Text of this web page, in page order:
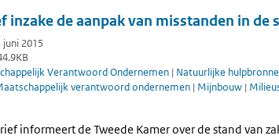
inzake de aanpak van misstanden in de
juni 2015
Verantwoord Ondernemen | Natuurlijke
verantwoord ondernemen | Mijnbouw |
informeert de Tweede Kamer over de stand van